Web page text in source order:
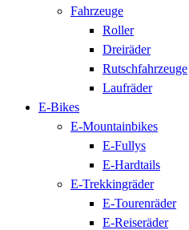
Fahrzeuge
Roller
Dreiräder
Rutschfahrzeuge
Laufräder
E-Bikes
E-Mountainbikes
E-Fullys
E-Hardtails
E-Trekkingräder
E-Tourenräder
E-Reiseräder